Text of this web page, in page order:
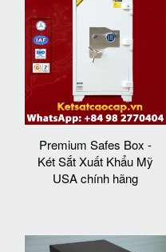
Premium Safes Box -
Két Sắt Xuất Khẩu Mỹ
USA chính hãng